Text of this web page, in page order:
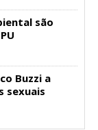
são
Buzzi a
sexuais